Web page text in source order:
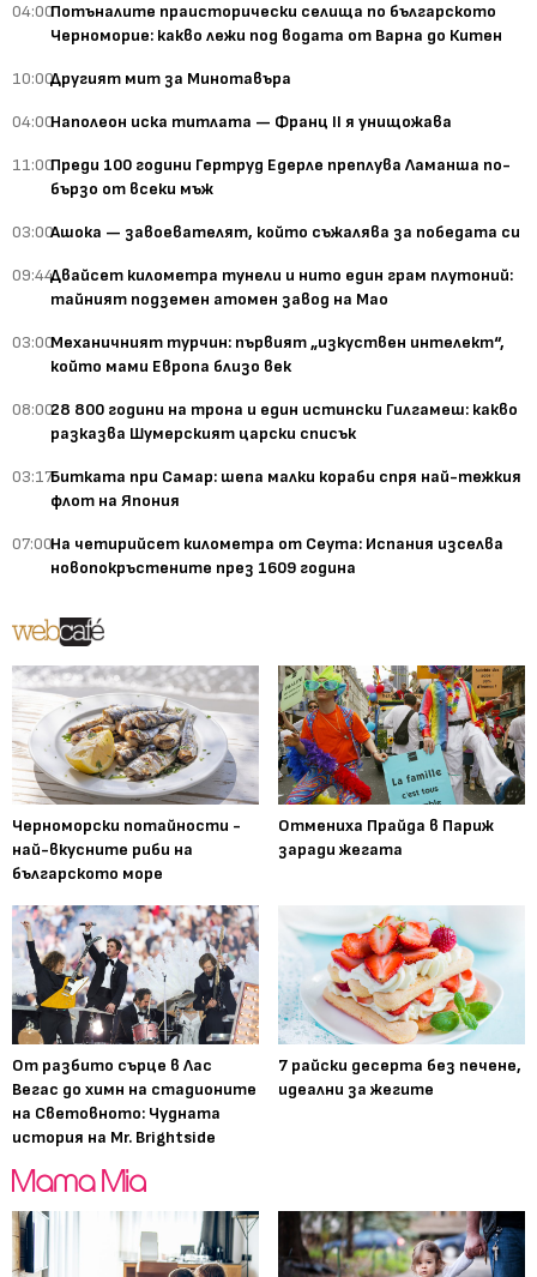
04:00Потъналите праисторически селища по българското
Черноморие: какво лежи под водата от Варна до Китен
10:00Другият мит за Минотавъра
04:00Наполеон иска титлата — Франц II я унищожава
11:00Преди 100 години Гертруд Едерле преплува Ламанша по-
бързо от всеки мъж
03:00Ашока — завоевателят, който съжалява за победата си
09:44Двайсет километра тунели и нито един грам плутоний:
тайният подземен атомен завод на Мао
03:00Механичният турчин: първият „изкуствен интелект“,
който мами Европа близо век
08:0028 800 години на трона и един истински Гилгамеш: какво
разказва Шумерският царски списък
03:17Битката при Самар: шепа малки кораби спря най-тежкия
флот на Япония
07:00На четирийсет километра от Сеута: Испания изселва
новопокръстените през 1609 година
Черноморски потайности -
най-вкусните риби на
българското море
Отмениха Прайда в Париж
заради жегата
От разбито сърце в Лас
Вегас до химн на стадионите
на Световното: Чудната
история на Mr. Brightside
7 райски десерта без печене,
идеални за жегите